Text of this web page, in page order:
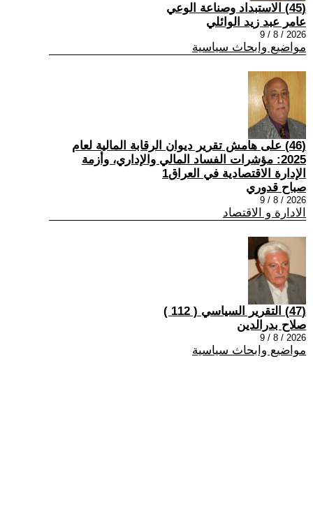
(45) الاستبداد وصناعة الوعي
عامر عبد زيد الوائلي
2026 / 8 / 9
مواضيع وابحاث سياسية
(46) على هامش تقرير ديوان الرقابة المالية لعام
2025: مؤشرات الفساد المالي والإداري، وأزمة
الإدارة الاقتصادية في العراق1
صباح قدوري
2026 / 8 / 9
الادارة و الاقتصاد
(47) التقرير السياسي ( 112 )
صلاح بدرالدين
2026 / 8 / 9
مواضيع وابحاث سياسية